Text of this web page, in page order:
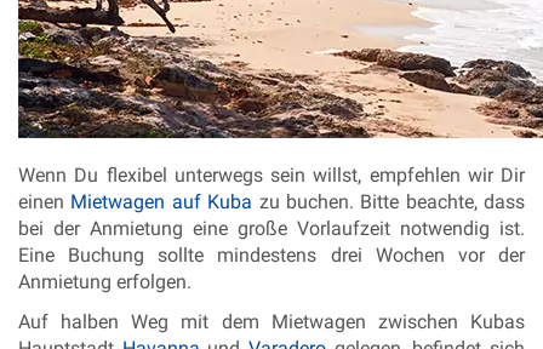
Wenn Du flexibel unterwegs sein willst, empfehlen wir Dir
einen Mietwagen auf Kuba zu buchen. Bitte beachte, dass
bei der Anmietung eine große Vorlaufzeit notwendig ist.
Eine Buchung sollte mindestens drei Wochen vor der
Anmietung erfolgen.
Auf halben Weg mit dem Mietwagen zwischen Kubas